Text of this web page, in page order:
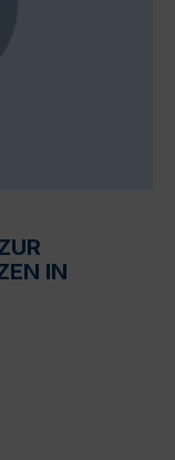
IN